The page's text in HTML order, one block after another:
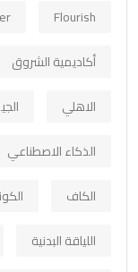
Flourish
أكاديمية الشروق
الاهلي
الذكاء الاصطناعي
الكاف
اللياقة البدنية